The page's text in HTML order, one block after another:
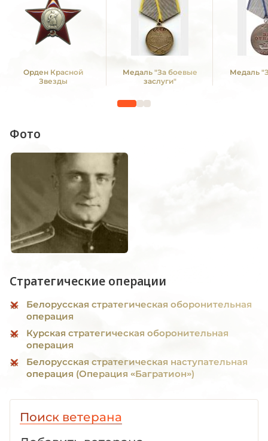
Орден Красной
Звезды
Медаль "За боевые
заслуги"
Медаль
Фото
Стратегические операции
Белорусская стратегическая оборонительная
операция
Курская стратегическая оборонительная
операция
Белорусская стратегическая наступательная
операция (Операция «Багратион»)
Поиск ветерана